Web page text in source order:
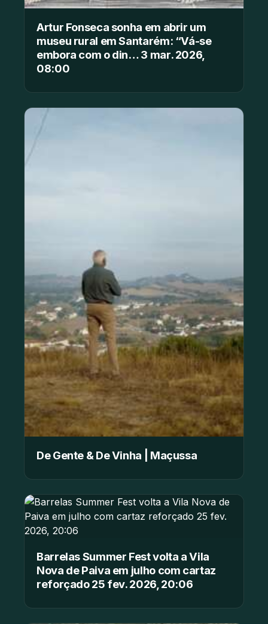
Artur Fonseca sonha em abrir um
museu rural em Santarém: “Vá-se
embora com o din… 3 mar. 2026,
08:00
De Gente & De Vinha | Maçussa
Barrelas Summer Fest volta a Vila
Nova de Paiva em julho com cartaz
reforçado 25 fev. 2026, 20:06